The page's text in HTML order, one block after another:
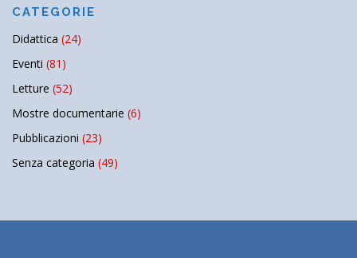
CATEGORIE
Didattica (24)
Eventi (81)
Letture (52)
Mostre documentarie (6)
Pubblicazioni (23)
Senza categoria (49)